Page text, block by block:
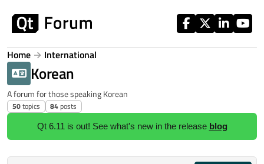
Home International
Korean
A forum for those speaking Korean
50topics 84posts
Qt 6.11 is out! See what's new in the release blog